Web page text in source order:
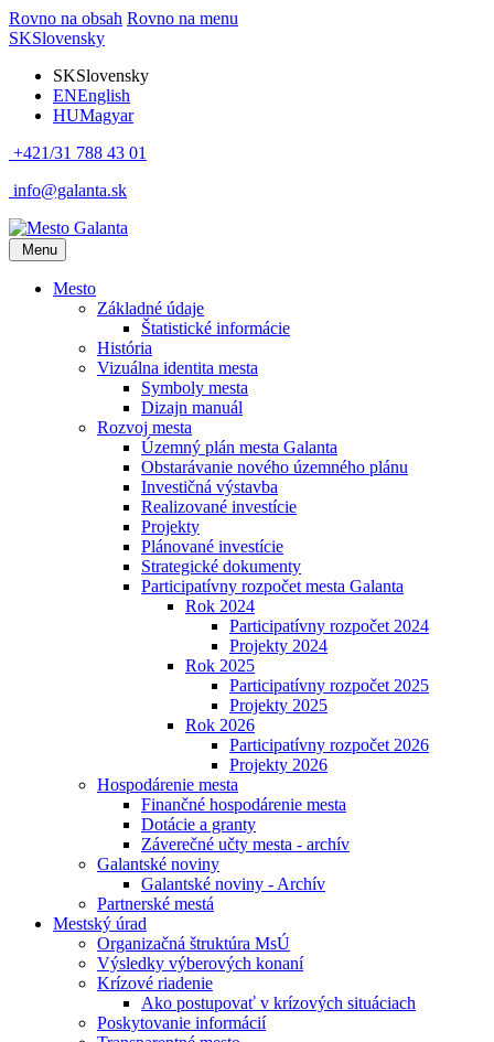
Rovno na obsah Rovno na menu
SKSlovensky
SKSlovensky
ENEnglish
HUMagyar
+421/31 788 43 01
info@galanta.sk
Menu
Mesto
Základné údaje
Štatistické informácie
História
Vizuálna identita mesta
Symboly mesta
Dizajn manuál
Rozvoj mesta
Územný plán mesta Galanta
Obstarávanie nového územného plánu
Investičná výstavba
Realizované investície
Projekty
Plánované investície
Strategické dokumenty
Participatívny rozpočet mesta Galanta
Rok 2024
Participatívny rozpočet 2024
Projekty 2024
Rok 2025
Participatívny rozpočet 2025
Projekty 2025
Rok 2026
Participatívny rozpočet 2026
Projekty 2026
Hospodárenie mesta
Finančné hospodárenie mesta
Dotácie a granty
Záverečné učty mesta - archív
Galantské noviny
Galantské noviny - Archív
Partnerské mestá
Mestský úrad
Organizačná štruktúra MsÚ
Výsledky výberových konaní
Krízové riadenie
Ako postupovať v krízových situáciach
Poskytovanie informácií